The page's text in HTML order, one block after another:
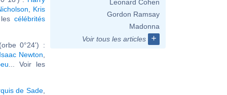
Kris
lescélébrités
0°24') :
Isaac Newton
... Voir les
de Sade
Leonard Cohen
Gordon Ramsay
Madonna
Voir tous les articles
+